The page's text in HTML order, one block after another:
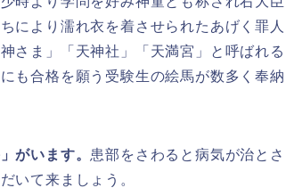
により濡れ衣を着させられたあげく罪人
さま」「天神社」「天満宮」と呼ばれる
も合格を願う受験生の絵馬が数多く奉納
がいます。 患部をさわると病気が治とさ
いて来ましょう。